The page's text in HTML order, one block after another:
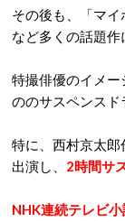
その後も、「マイ
など多くの話題作
特撮俳優のイメー
ののサスペンスド
特に、西村京太
出演し、 2時間サ
NHK連続テレビ小